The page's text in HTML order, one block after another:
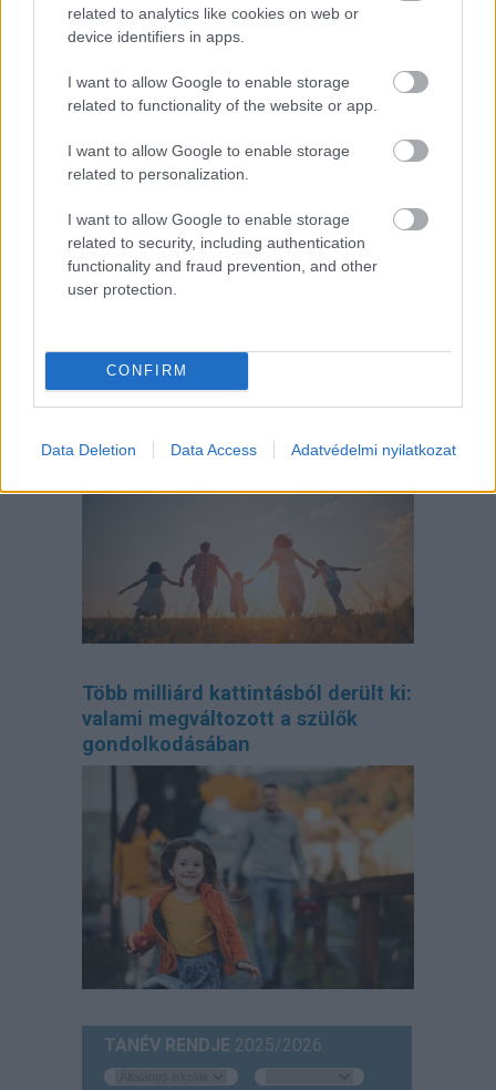
related to analytics like cookies on web or
device identifiers in apps.
I want to allow Google to enable storage
related to functionality of the website or app.
I want to allow Google to enable storage
related to personalization.
I want to allow Google to enable storage
related to security, including authentication
functionality and fraud prevention, and other
user protection.
CONFIRM
Data Deletion Data Access Adatvédelmi nyilatkozat
Toronymagasan verte a mezőnyt:
ez lett a magyarok kedvenc
bővül a család
Több milliárd kattintásból derült ki:
valami megváltozott a szülők
gondolkodásában
TANÉV RENDJE 2025/2026